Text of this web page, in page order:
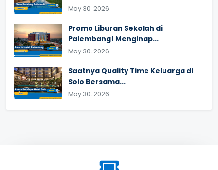
May 30, 2026
Promo Liburan Sekolah di
Palembang! Menginap...
May 30, 2026
Saatnya Quality Time Keluarga di
Solo Bersama...
May 30, 2026